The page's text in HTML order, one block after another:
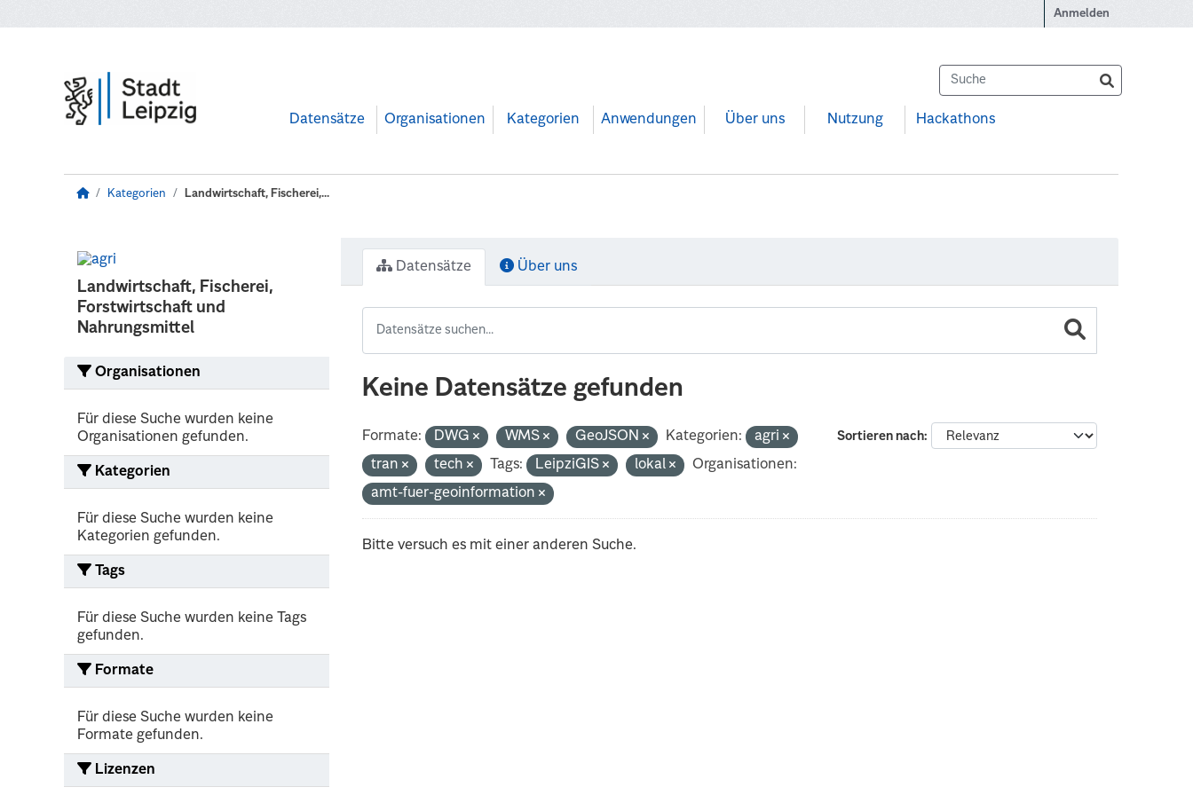
Anmelden
Datensätze Organisationen Kategorien Anwendungen Über uns Nutzung Hackathons
Kategorien Landwirtschaft, Fischerei,...
Landwirtschaft, Fischerei,
Forstwirtschaft und
Nahrungsmittel
Organisationen
Für diese Suche wurden keine
Organisationen gefunden.
Kategorien
Für diese Suche wurden keine
Kategorien gefunden.
Tags
Für diese Suche wurden keine Tags
gefunden.
Formate
Für diese Suche wurden keine
Formate gefunden.
Lizenzen
Datensätze Über uns
Keine Datensätze gefunden
Sortieren nach
Formate: DWG WMS GeoJSON Kategorien:
agri
tran
tech Tags: LeipziGIS lokal
Organisationen:
amt-fuer-geoinformation
Bitte versuch es mit einer anderen Suche.